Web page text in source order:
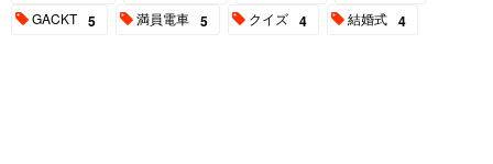
GACKT 5 満員電車 5 クイズ 4 結婚式 4